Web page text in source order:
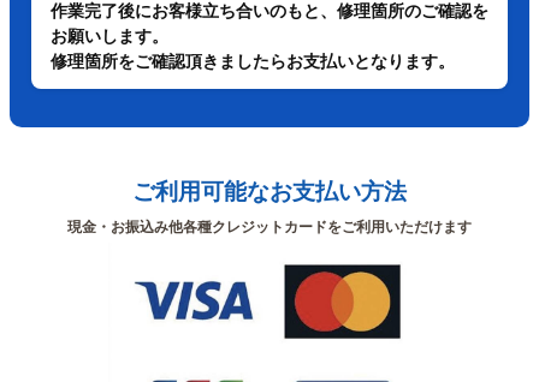
作業完了後にお客様立ち合いのもと、修理箇所のご確認を
お願いします。
修理箇所をご確認頂きましたらお支払いとなります。
ご利用可能なお支払い方法
現金・お振込み他各種クレジットカードをご利用いただけます